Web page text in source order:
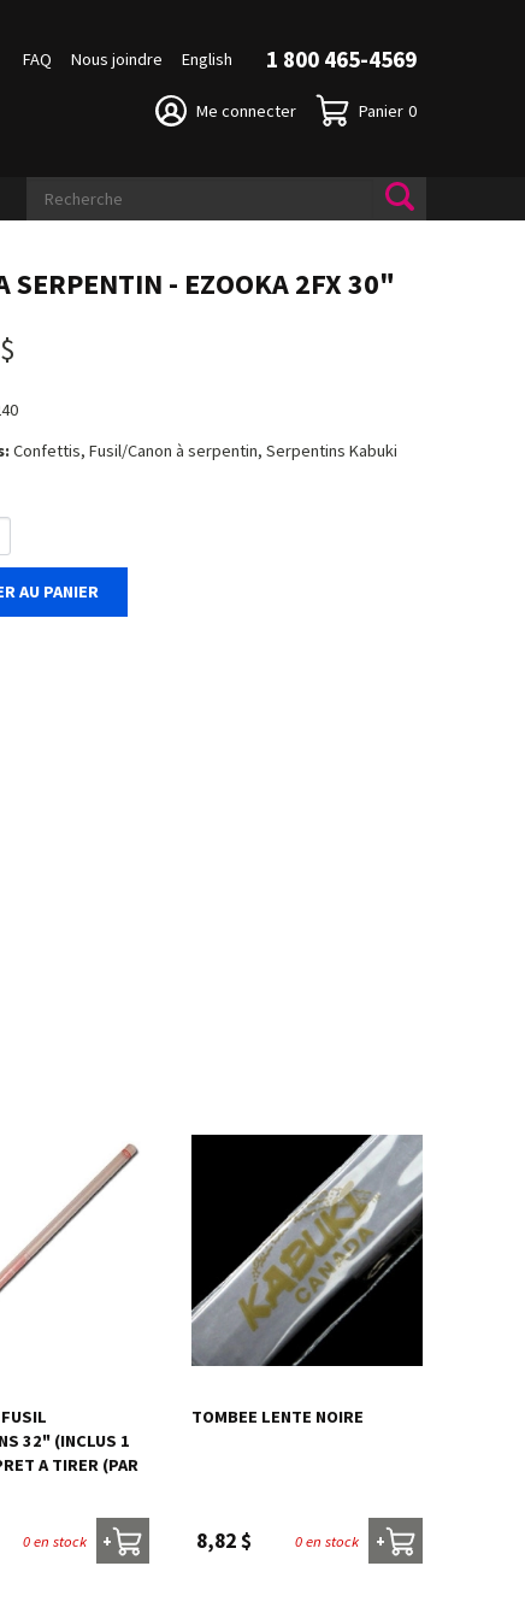
FAQ Nous joindre English 1 800 465-4569
Me connecter Panier 0
SERPENTIN - EZOOKA 2FX 30"
Confettis, Fusil/Canon à serpentin, Serpentins Kabuki
AU PANIER
32" (INCLUS 1
A TIRER (PAR
0 en stock +
TOMBEE LENTE NOIRE
8,82 $ 0 en stock +